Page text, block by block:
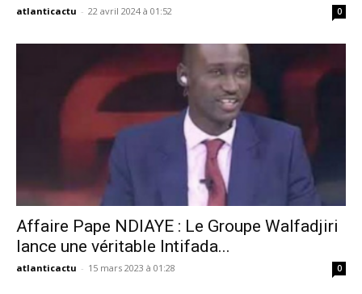
atlanticactu - 22 avril 2024 à 01:52 0
Affaire Pape NDIAYE : Le Groupe Walfadjiri
lance une véritable Intifada...
atlanticactu - 15 mars 2023 à 01:28 0